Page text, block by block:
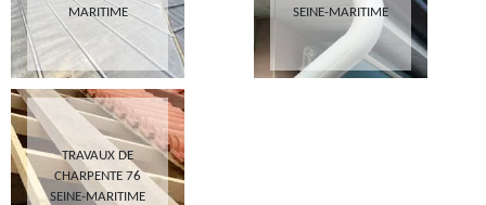
MARITIME
SEINE-MARITIME
TRAVAUX DE
CHARPENTE 76
SEINE-MARITIME